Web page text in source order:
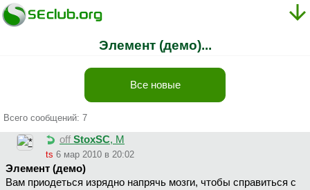
Элемент (демо)...
Все новые
Всего сообщений: 7
off StoxSC, М
ts 6 мар 2010 в 20:02
Элемент (демо)
Вам приодеться изрядно напрячь мозги, чтобы справиться с